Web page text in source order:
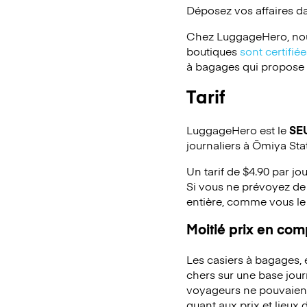
Déposez vos affaires
Chez LuggageHero,
boutiquessont
à bagages qui
Tarif
LuggageHero est le
journaliers à Ōmiya
Un tarif de $4.90 par
Si vous ne prévoyez
entière, comme vous
Moitié prix en
Les casiers à
chers sur une base
voyageurs ne